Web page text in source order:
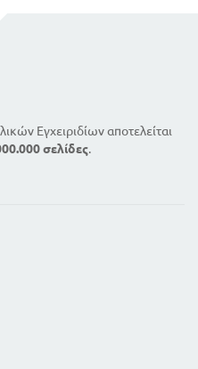
Εγχειριδίων αποτελείται
σελίδες.